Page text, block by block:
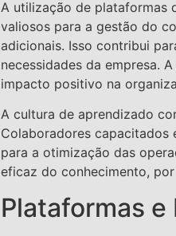
A utilização de plataformas
valiosos para a gestão do
adicionais. Isso contribui
necessidades da empresa.
impacto positivo na
A cultura de aprendizado
Colaboradores capacitados
para a otimização das
eficaz do conhecimento,
Plataformas